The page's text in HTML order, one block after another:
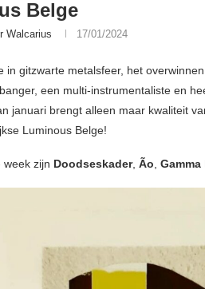
Belge
Walcarius 17/01/2024
in gitzwarte metalsfeer, het
een multi-instrumentaliste en
januari brengt alleen maar kwaliteit
Luminous Belge!
week zijn Doodseskader, Ão, Gamma